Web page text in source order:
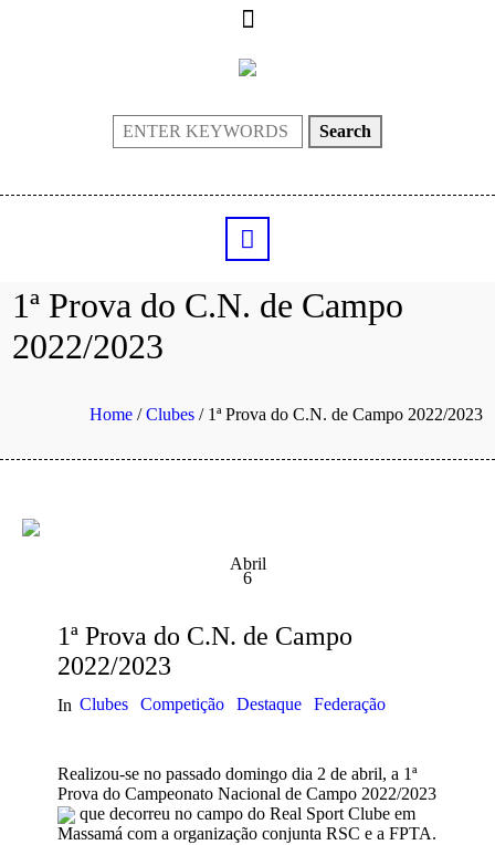
Search
1ª Prova do C.N. de Campo
2022/2023
Home /Clubes / 1ª Prova do C.N. de Campo 2022/2023
Abril
6
1ª Prova do C.N. de Campo
2022/2023
In Clubes Competição Destaque Federação
Realizou-se no passado domingo dia 2 de abril, a 1ª
Prova do Campeonato Nacional de Campo 2022/2023
que decorreu no campo do Real Sport Clube em
Massamá com a organização conjunta RSC e a FPTA.